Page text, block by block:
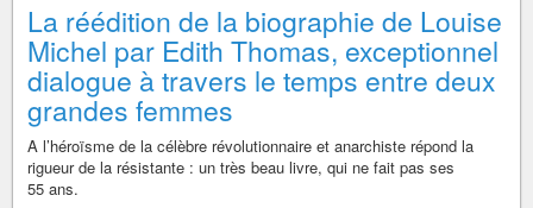
La réédition de la biographie de Louise
Michel par Edith Thomas, exceptionnel
dialogue à travers le temps entre deux
grandes femmes
A l’héroïsme de la célèbre révolutionnaire et anarchiste répond la
rigueur de la résistante : un très beau livre, qui ne fait pas ses
55 ans.